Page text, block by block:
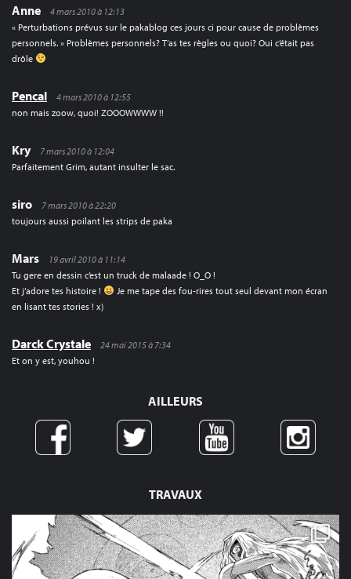
TRAVAUX
Anne
4 mars 2010 à 12:13
« Perturbations prévus sur le pakablog ces jours ci pour cause de problèmes
personnels. » Problèmes personnels? T’as tes règles ou quoi? Oui c’était pas
drôle
Pencal
4 mars 2010 à 12:55
non mais zoow, quoi! ZOOOWWWW !!
Kry
7 mars 2010 à 12:04
Parfaitement Grim, autant insulter le sac.
siro
7 mars 2010 à 22:20
toujours aussi poilant les strips de paka
Mars
19 avril 2010 à 11:14
Tu gere en dessin c’est un truck de malaade ! O_O !
Et j’adore tes histoire !
Je me tape des fou-rires tout seul devant mon écran
en lisant tes stories ! x)
Darck Crystale
24 mai 2015 à 7:34
Et on y est, youhou !
AILLEURS